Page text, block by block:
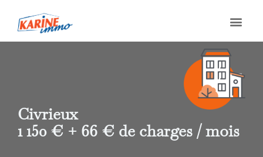
Civrieux
1 150 € + 66 € de charges / mois